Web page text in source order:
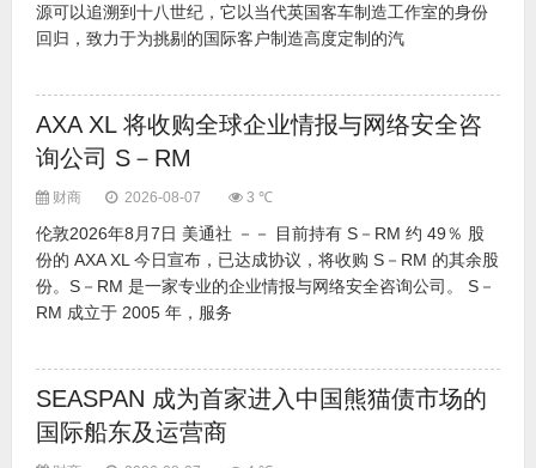
源可以追溯到十八世纪，它以当代英国客车制造工作室的身份
回归，致力于为挑剔的国际客户制造高度定制的汽
AXA XL 将收购全球企业情报与网络安全咨
询公司 S－RM
财商 2026-08-07 3 ℃
伦敦2026年8月7日 美通社 －－ 目前持有 S－RM 约 49％ 股
份的 AXA XL 今日宣布，已达成协议，将收购 S－RM 的其余股
份。S－RM 是一家专业的企业情报与网络安全咨询公司。 S－
RM 成立于 2005 年，服务
SEASPAN 成为首家进入中国熊猫债市场的
国际船东及运营商